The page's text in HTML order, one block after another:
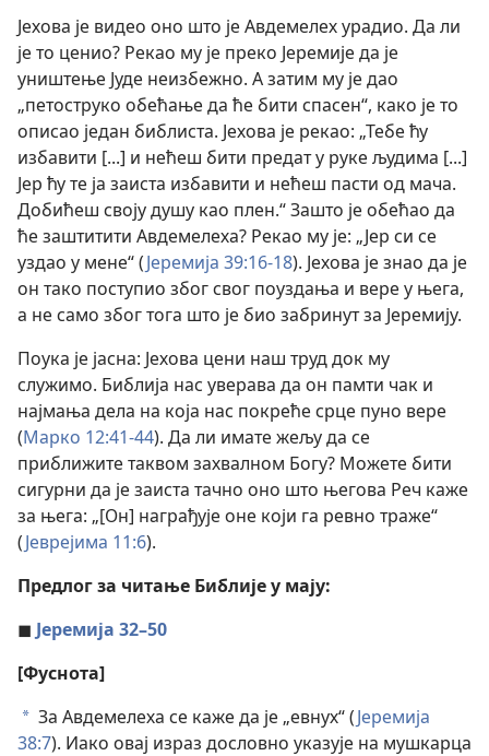
Јехова је видео оно што је Авдемелех урадио. Да ли
је то ценио? Рекао му је преко Јеремије да је
уништење Јуде неизбежно. А затим му је дао
„петоструко обећање да ће бити спасен“, како је то
описао један библиста. Јехова је рекао: „Тебе ћу
избавити [...] и нећеш бити предат у руке људима [...]
Јер ћу те ја заиста избавити и нећеш пасти од мача.
Добићеш своју душу као плен.“ Зашто је обећао да
ће заштитити Авдемелеха? Рекао му је: „Јер си се
уздао у мене“ (Јеремија 39:16-18). Јехова је знао да је
он тако поступио због свог поуздања и вере у њега,
а не само због тога што је био забринут за Јеремију.
Поука је јасна: Јехова цени наш труд док му
служимо. Библија нас уверава да он памти чак и
најмања дела на која нас покреће срце пуно вере
(Марко 12:41-44). Да ли имате жељу да се
приближите таквом захвалном Богу? Можете бити
сигурни да је заиста тачно оно што његова Реч каже
за њега: „[Он] награђује оне који га ревно траже“
(Јеврејима 11:6).
Предлог за читање Библије у мају:
◼ Јеремија 32–50
[Фуснота]
a За Авдемелеха се каже да је „евнух“ (Јеремија
38:7). Иако овај израз дословно указује на мушкарца